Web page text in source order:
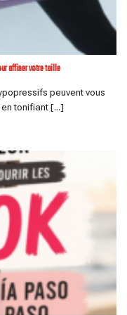
affiner votre taille
peuvent vous
tonifiant [...]